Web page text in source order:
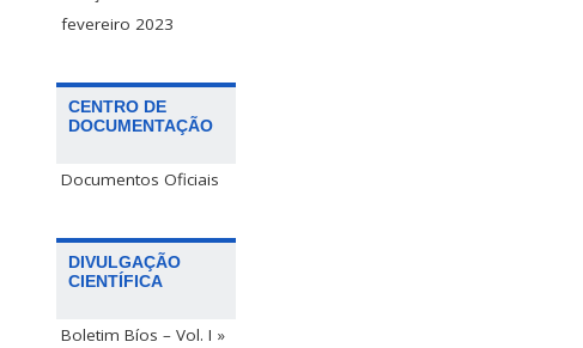
fevereiro 2023
CENTRO DE
DOCUMENTAÇÃO
Documentos Oficiais
DIVULGAÇÃO
CIENTÍFICA
Boletim Bíos – Vol. I »